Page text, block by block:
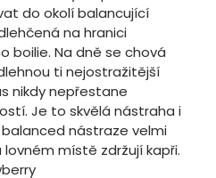
do okolí balancující
na hranici
boilie. Na dně se chová
ti nejostražitější
nikdy nepřestane
Je to skvělá nástraha i
nástraze velmi
místě zdržují kapři.